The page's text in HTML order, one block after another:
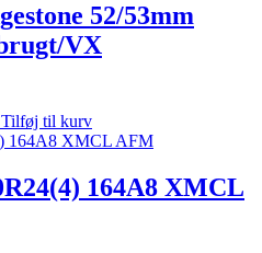
52/53mm
VX
Tilføj til kurv
164A8 XMCL